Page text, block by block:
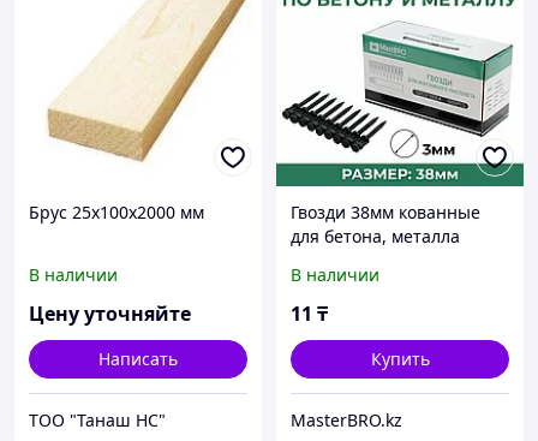
Брус 25х100х2000 мм
В наличии
Цену уточняйте
Написать
ТОО "Танаш НС"
Гвозди 38мм кованные
для бетона, металла
В наличии
11 ₸
Купить
MasterBRO.kz